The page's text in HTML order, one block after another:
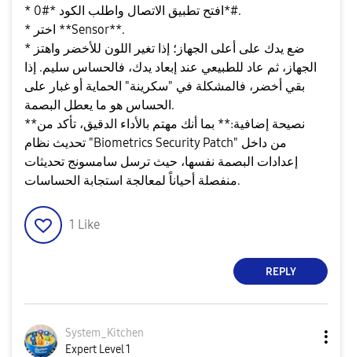
* افتح تطبيق الاتصال واطلب الكود *#0*#.
* اختر **Sensor**.
* ضع يدك على أعلى الجهاز؛ إذا تغير اللون للأخضر واهتز
الجهاز، ثم عاد للطبيعي عند إبعاد يدك، فالحساس سليم. إذا
بقي أخضر، فالمشكلة في "سكرينة" الحماية أو غبار على
الحساس هو ما يعطل البصمة.
**نصيحة إضافية:** بما أنك مهتم بالأداء الدقيق، تأكد من
تحديث نظام "Biometrics Security Patch" من داخل
إعدادات البصمة نفسها، حيث ترسل سامسونج تحديثات
منفصلة أحياناً لمعالجة استجابة الحساسات.
1 Like
REPLY
System_Kitchen
Expert Level 1